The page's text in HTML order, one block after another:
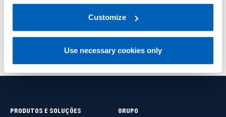
regarding processing of personal data, at the following
Gefran - Privacy Policy.
Customize
Use necessary cookies only
PRODUTOS E SOLUÇÕES GRUPO